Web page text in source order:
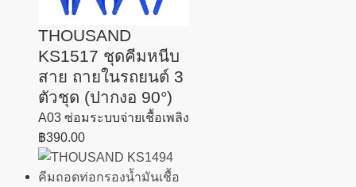
THOUSAND
KS1517 ชุดคีมหนีบ
สาย ถายในรถยนต์ 3
ตัวชุด (ปากงอ 90°)
A03 ซ่อมระบบจ่ายเชื้อเพลิง
฿390.00